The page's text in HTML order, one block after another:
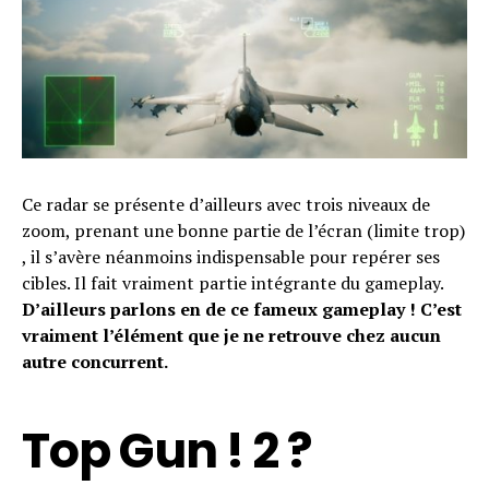
Ce radar se présente d’ailleurs avec trois niveaux de
zoom, prenant une bonne partie de l’écran (limite trop)
, il s’avère néanmoins indispensable pour repérer ses
cibles. Il fait vraiment partie intégrante du gameplay.
D’ailleurs parlons en de ce fameux gameplay ! C’est
vraiment l’élément que je ne retrouve chez aucun
autre concurrent.
Top Gun ! 2 ?